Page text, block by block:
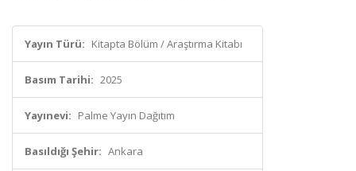
Yayın Türü: Kitapta Bölüm / Araştırma Kitabı
Basım Tarihi: 2025
Yayınevi: Palme Yayın Dağıtım
Basıldığı Şehir: Ankara